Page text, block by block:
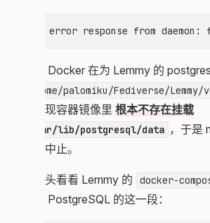
原因是 Docker 在为 Lemmy 的
/home/palomiku/Fediverse/
时，发现容器镜像里 根本不存在挂载
/var/lib/postgresql/data ，于是
启动被中止。
我们回头看看 Lemmy 的 docker-
中有关 PostgreSQL 的这一段：